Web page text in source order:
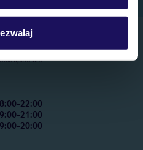
operatora
22:00
21:00
20:00